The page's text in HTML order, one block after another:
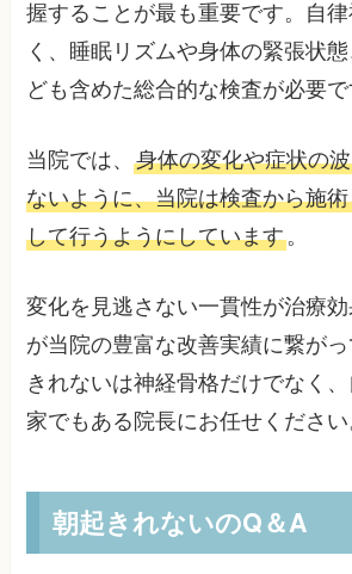
握することが最も重要です。自
く、睡眠リズムや身体の緊張状
ども含めた総合的な検査が必要で
当院では、身体の変化や症状の
ないように、当院は検査から施
して行うようにしています。
変化を見逃さない一貫性が治療
が当院の豊富な改善実績に繋が
きれないは神経骨格だけでなく
家でもある院長にお任せください
朝起きれないのQ＆A